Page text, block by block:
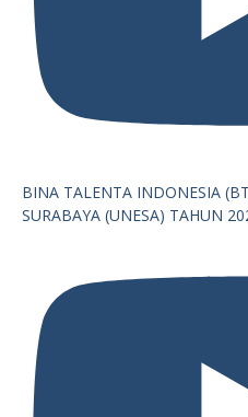
BINA TALENTA INDONESIA
SURABAYA (UNESA) TAHUN